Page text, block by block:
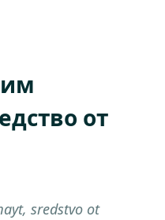
от
sredstvo ot